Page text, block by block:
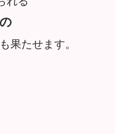
も果たせます。